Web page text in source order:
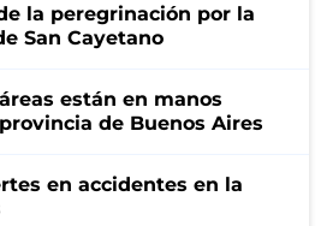
la peregrinación por la
San Cayetano
están en manos
de Buenos Aires
en accidentes en la